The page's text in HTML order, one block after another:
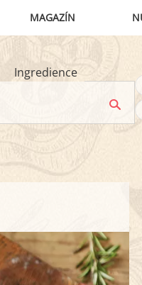
MAGAZÍN
Ingredience